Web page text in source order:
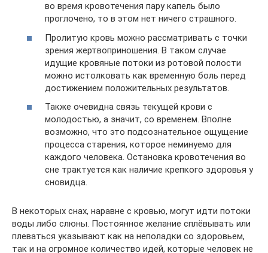
во время кровотечения пару капель было
проглочено, то в этом нет ничего страшного.
Пролитую кровь можно рассматривать с точки
зрения жертвоприношения. В таком случае
идущие кровяные потоки из ротовой полости
можно истолковать как временную боль перед
достижением положительных результатов.
Также очевидна связь текущей крови с
молодостью, а значит, со временем. Вполне
возможно, что это подсознательное ощущение
процесса старения, которое неминуемо для
каждого человека. Остановка кровотечения во
сне трактуется как наличие крепкого здоровья у
сновидца.
В некоторых снах, наравне с кровью, могут идти потоки
воды либо слюны. Постоянное желание сплёвывать или
плеваться указывают как на неполадки со здоровьем,
так и на огромное количество идей, которые человек не